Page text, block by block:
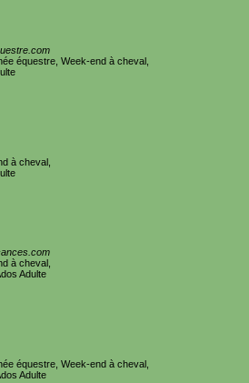
équestre, Week-end à cheval,
à cheval,
à cheval,
Adulte
équestre, Week-end à cheval,
Adulte